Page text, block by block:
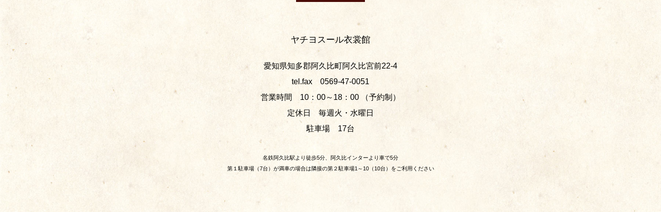
ヤチヨスール衣裳館
愛知県知多郡阿久比町阿久比宮前22-4
tel.fax 0569-47-0051
営業時間 10：00～18：00 （予約制）
定休日 毎週火・水曜日
駐車場 17台
名鉄阿久比駅より徒歩5分、阿久比インターより車で5分
第１駐車場（7台）が満車の場合は隣接の第２駐車場1～10（10台）をご利用ください